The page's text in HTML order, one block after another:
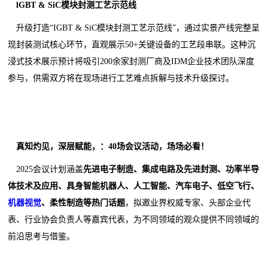
lGBT & SiC模块封测工艺示范线
升级打造“IGBT & SiC模块封测工艺示范线”，通过实景产线完整呈
现封装测试核心环节，直观展示50+关键设备的工艺段串联。这种沉
浸式技术展示预计将吸引200余家封测厂商及IDM企业技术团队深度
参与，供需双方将在现场进行工艺难点拆解与技术升级探讨。
真知灼见，深层赋能，：40场会议活动，场场必看！
2025会议计划涵盖先进电子制造、集成电路及先进封测、功率半导
体技术及应用、具身智能机器人、人工智能、汽车电子、低空飞行、
机器视觉、柔性制造等热门话题，拟邀业界权威专家、头部企业代
表、行业协会负责人等嘉宾代表，为不同领域的观众提供不同领域的
前沿思考与借鉴。